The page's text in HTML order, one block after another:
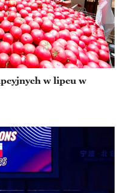
w lipcu w